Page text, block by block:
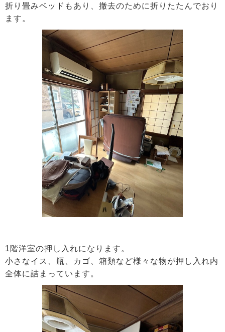
折り畳みベッドもあり、撤去のために折りたたんでおり
ます。
1階洋室の押し入れになります。
小さなイス、瓶、カゴ、箱類など様々な物が押し入れ内
全体に詰まっています。